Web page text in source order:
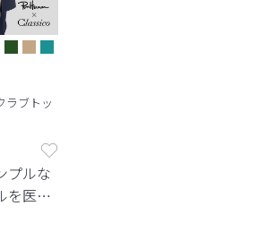
ラブトッ
プルな
を医療
ロン